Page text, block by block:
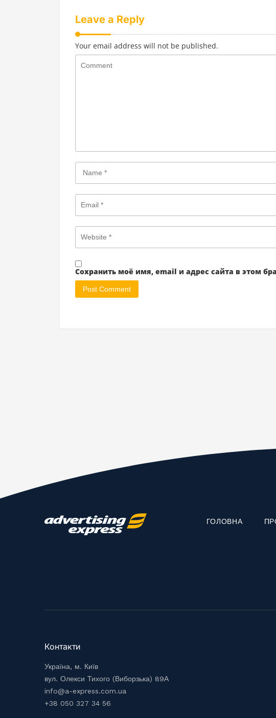
Leave a Reply
Your email address will not be published.
Сохранить моё имя, email и адрес сайта в этом
ГОЛОВНА
Контакти
Україна, м. Київ
вул. Олекси Тихого (Виборзька) 89А
info@a-express.com.ua
+38 050 327 34 56